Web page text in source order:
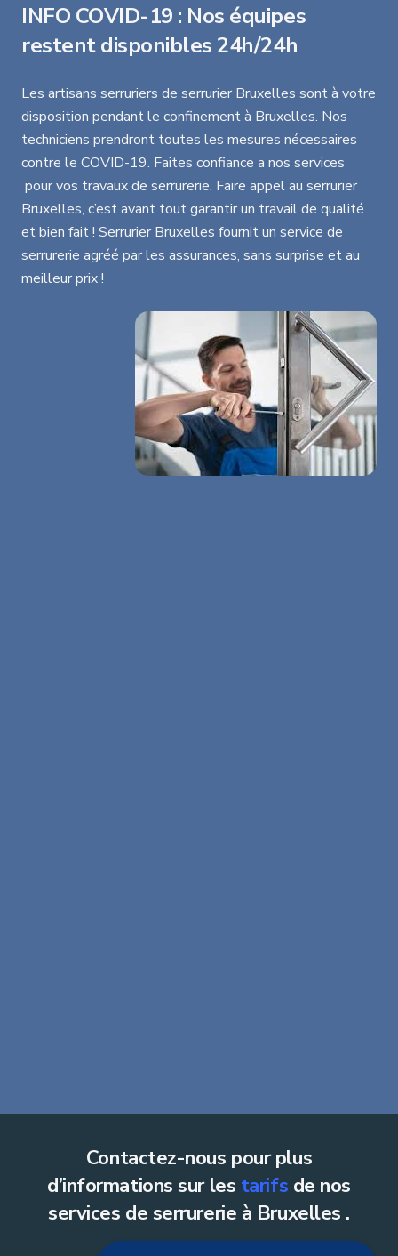
INFO COVID-19 : Nos équipes
restent disponibles 24h/24h
Les artisans serruriers de serrurier Bruxelles sont à votre
disposition pendant le confinement à Bruxelles. Nos
techniciens prendront toutes les mesures nécessaires
contre le COVID-19. Faites confiance a nos services
pour vos travaux de serrurerie. Faire appel au serrurier
Bruxelles, c’est avant tout garantir un travail de qualité
et bien fait ! Serrurier Bruxelles fournit un service de
serrurerie agréé par les assurances, sans surprise et au
meilleur prix !
Contactez-nous pour plus
d’informations sur les tarifs de nos
services de serrurerie à Bruxelles .